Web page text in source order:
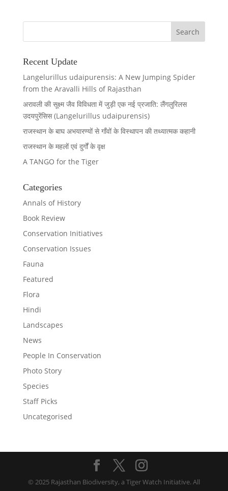
Recent Update
Langelurillus udaipurensis: A New Jumping Spider
from the Aravalli Hills of Rajasthan
अरावली की सूक्ष्म जैव विविधता में जुड़ी एक नई प्रजाति: लैंगलुरिलस
उदयपुरेंसिस (Langelurillus udaipurensis)
राजस्थान के बाघ अभयारण्यों से गाँवों के विस्थापन की तथ्यात्मक कहानी
राजस्थान के महलों एवं दुर्गों के वृक्ष
A TANGO for the Tiger
Categories
Annals of History
Book Review
Conservation Initiatives
Conservation Issues
Fauna
Featured
Flora
Hindi
Landscapes
News
People In Conservation
Photo Story
Species
Staff Picks
Uncategorised
© 2025 Rajasthan Biodiversity, a Tiger Watch Initiative. All